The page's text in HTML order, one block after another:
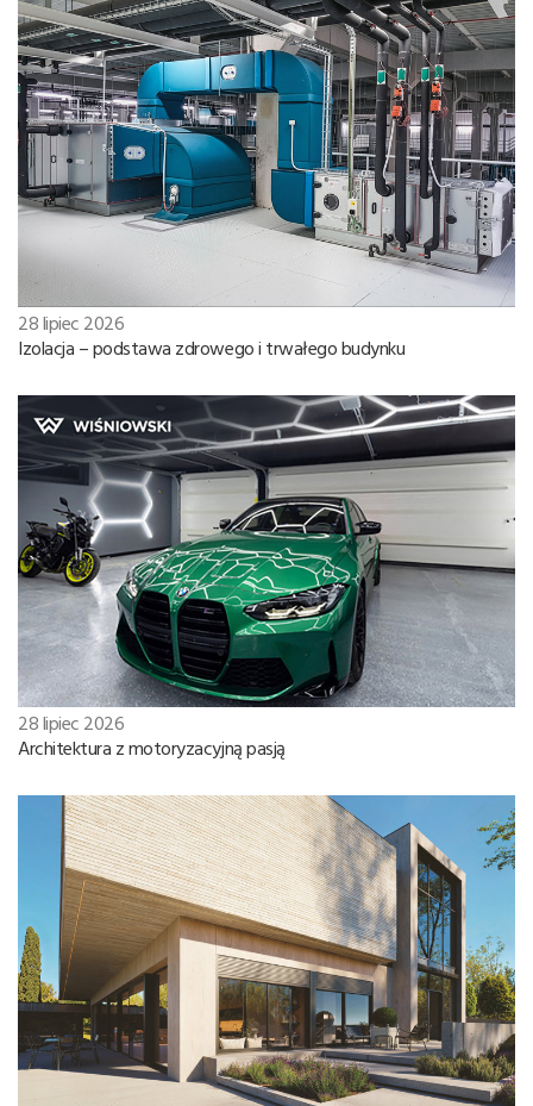
28 lipiec 2026
Izolacja – podstawa zdrowego i trwałego budynku
28 lipiec 2026
Architektura z motoryzacyjną pasją